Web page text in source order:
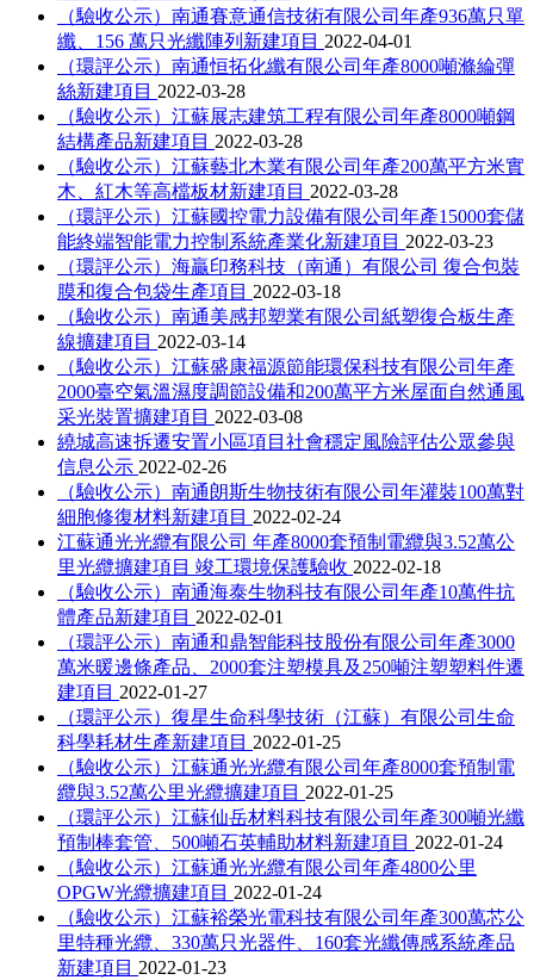
（驗收公示）南通賽意通信技術有限公司年產936萬只單
纖、156 萬只光纖陣列新建項目 2022-04-01
（環評公示）南通恒拓化纖有限公司年產8000噸滌綸彈
絲新建項目 2022-03-28
（驗收公示）江蘇展志建筑工程有限公司年產8000噸鋼
結構產品新建項目 2022-03-28
（驗收公示）江蘇藝北木業有限公司年產200萬平方米實
木、紅木等高檔板材新建項目 2022-03-28
（環評公示）江蘇國控電力設備有限公司年產15000套儲
能終端智能電力控制系統產業化新建項目 2022-03-23
（環評公示）海贏印務科技（南通）有限公司 復合包裝
膜和復合包袋生產項目 2022-03-18
（驗收公示）南通美感邦塑業有限公司紙塑復合板生產
線擴建項目 2022-03-14
（驗收公示）江蘇盛康福源節能環保科技有限公司年產
2000臺空氣溫濕度調節設備和200萬平方米屋面自然通風
采光裝置擴建項目 2022-03-08
繞城高速拆遷安置小區項目社會穩定風險評估公眾參與
信息公示 2022-02-26
（驗收公示）南通朗斯生物技術有限公司年灌裝100萬對
細胞修復材料新建項目 2022-02-24
江蘇通光光纜有限公司 年產8000套預制電纜與3.52萬公
里光纜擴建項目 竣工環境保護驗收 2022-02-18
（驗收公示）南通海泰生物科技有限公司年產10萬件抗
體產品新建項目 2022-02-01
（環評公示）南通和鼎智能科技股份有限公司年產3000
萬米暖邊條產品、2000套注塑模具及250噸注塑塑料件遷
建項目 2022-01-27
（環評公示）復星生命科學技術（江蘇）有限公司生命
科學耗材生產新建項目 2022-01-25
（驗收公示）江蘇通光光纜有限公司年產8000套預制電
纜與3.52萬公里光纜擴建項目 2022-01-25
（環評公示）江蘇仙岳材料科技有限公司年產300噸光纖
預制棒套管、500噸石英輔助材料新建項目 2022-01-24
（驗收公示）江蘇通光光纜有限公司年產4800公里
OPGW光纜擴建項目 2022-01-24
（驗收公示）江蘇裕榮光電科技有限公司年產300萬芯公
里特種光纜、330萬只光器件、160套光纖傳感系統產品
新建項目 2022-01-23